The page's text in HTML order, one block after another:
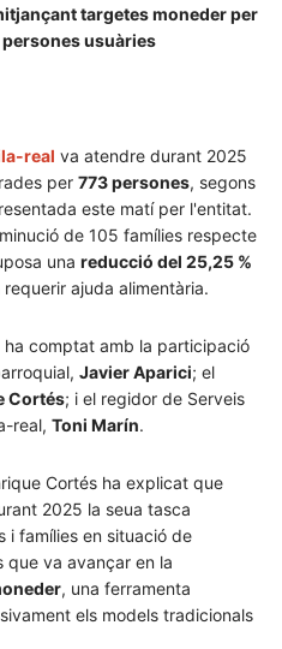
targetes moneder per
usuàries
real va atendre durant 2025
per 773 persones, segons
este matí per l'entitat.
de 105 famílies respecte
una reducció del 25,25 %
ajuda alimentària.
comptat amb la participació
Javier Aparici; el
Cortés; i el regidor de Serveis
real, Toni Marín.
Cortés ha explicat que
2025 la seua tasca
i famílies en situació de
va avançar en la
, una ferramenta
els models tradicionals